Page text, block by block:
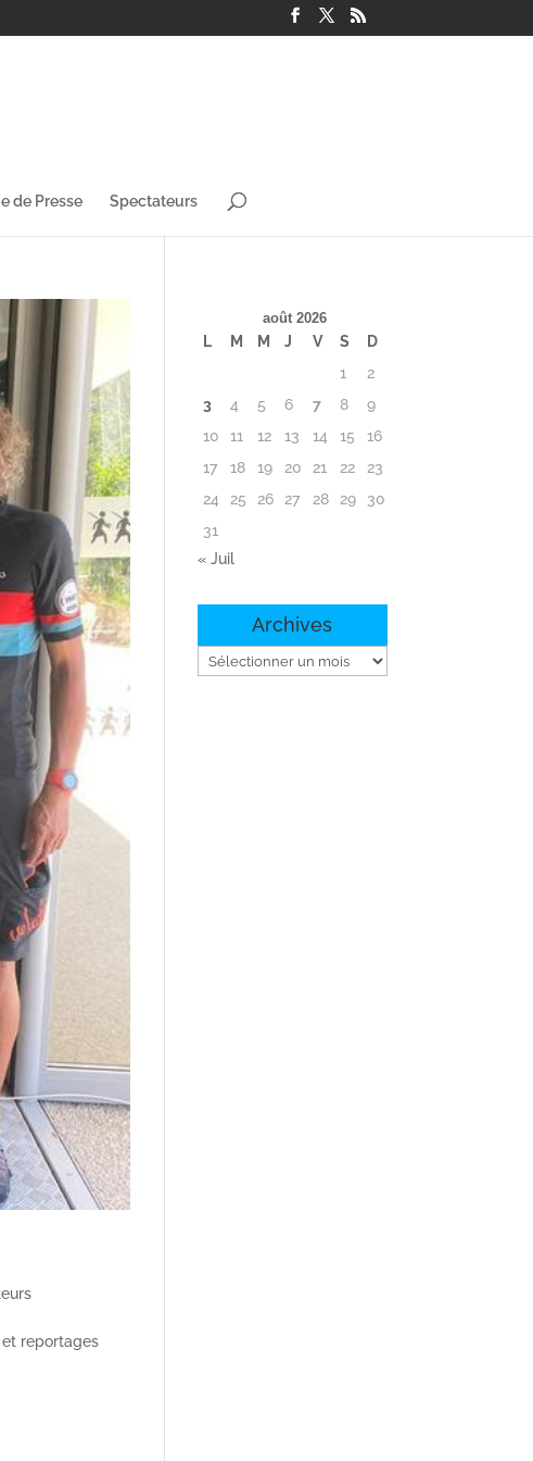
de Presse Spectateurs
et reportages
août 2026
L M M J V S
D
1
2
3
4 5 6 7 8
9
10
11 12 13 14 15
16
17
18 19 20 21 22
23
24
25 26 27 28 29
30
31
« Juil
Archives
Archives